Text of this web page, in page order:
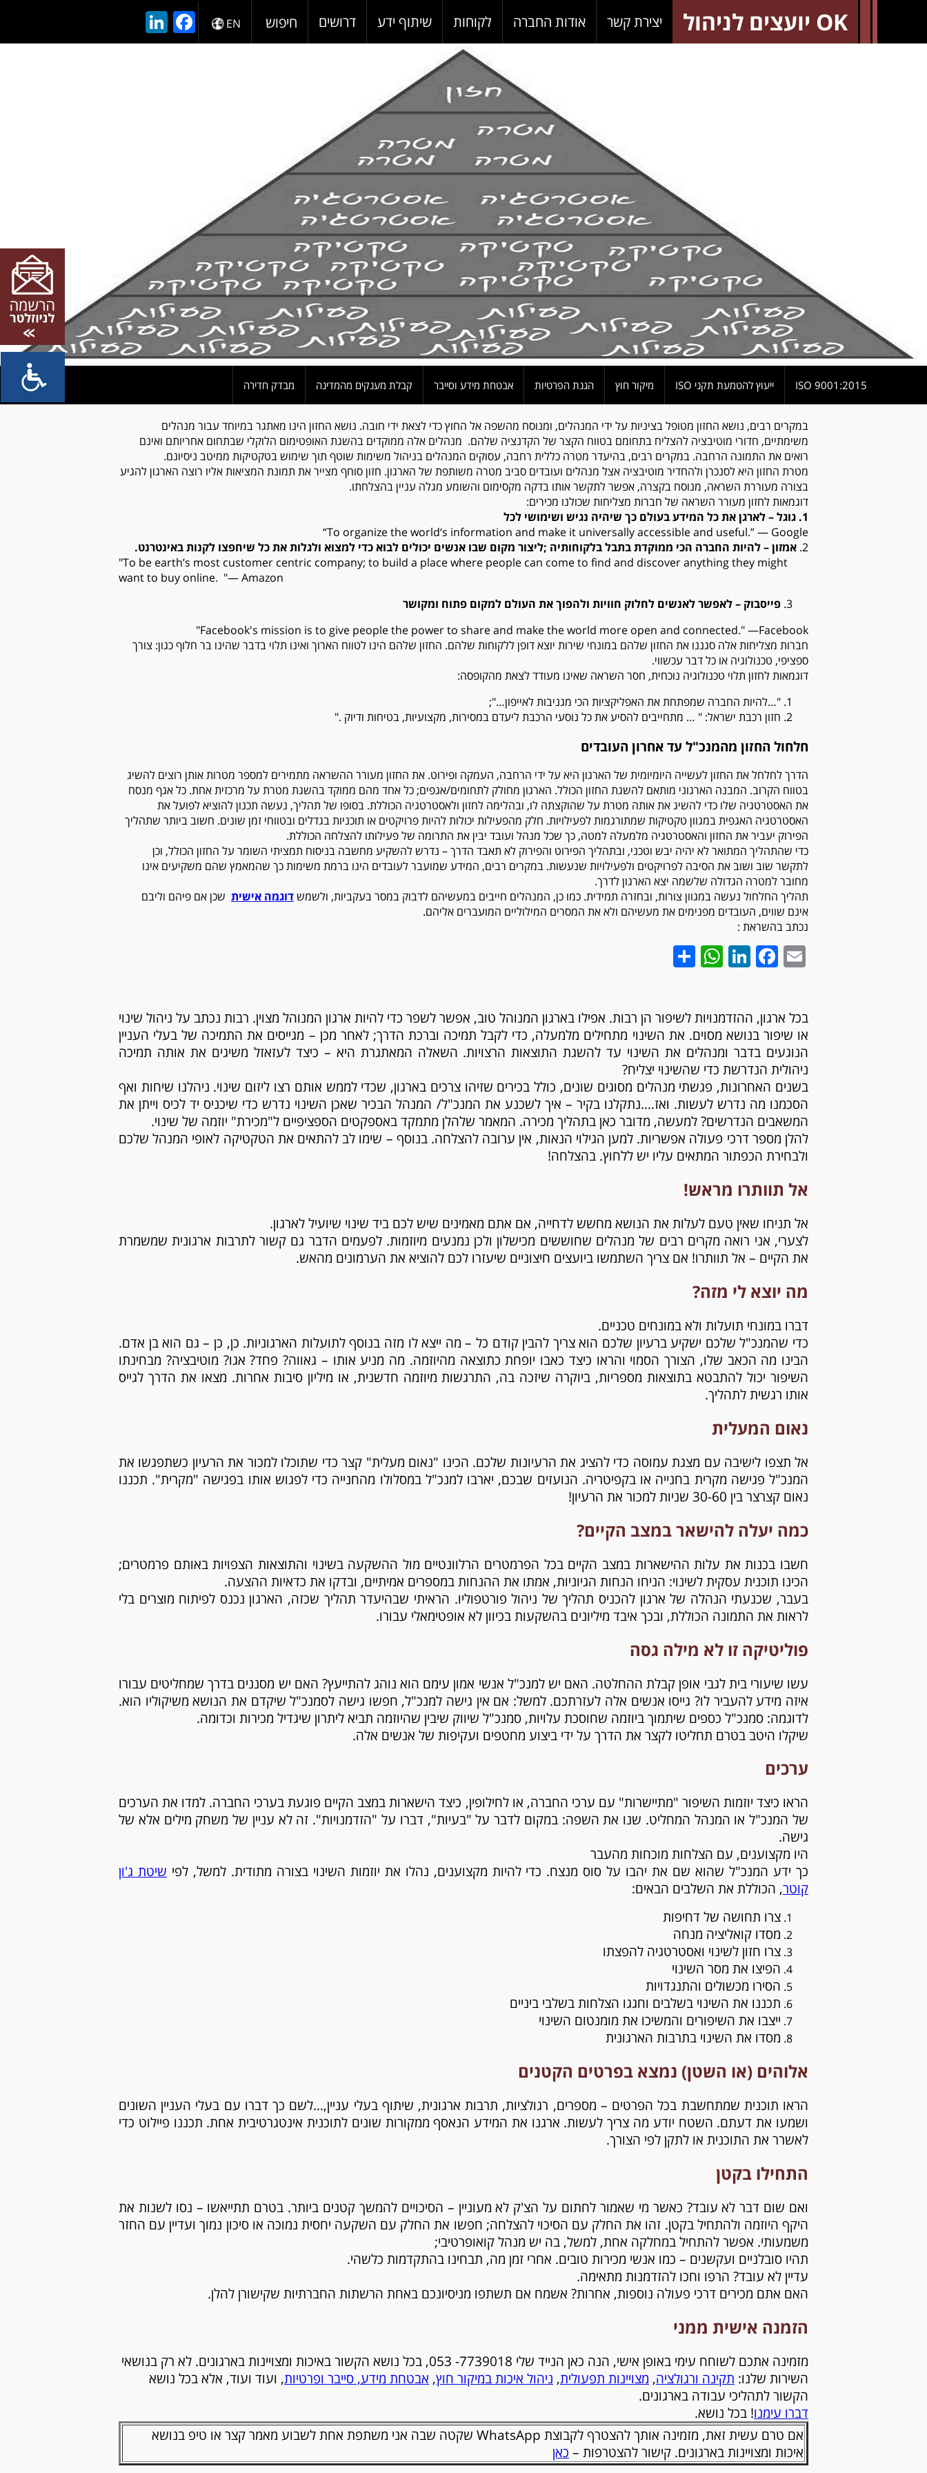
OK יועצים לניהול יצירת קשר אודות החברה לקוחות שיתוף ידע דרושים חיפוש EN
Facebook
9001:2015 ISO ייעוץ להטמעת תקני ISO מיקור חוץ הגנת הפרטיות אבטחת מידע וסייבר קבלת מענקים מהמדינה מבדק חדירה
במקרים רבים, נושא החזון מטופל בציניות על ידי המנהלים, ומנוסח מהשפה אל החוץ כדי לצאת ידי חובה. נושא החזון הינו מאתגר במיוחד עבור מנהלים
משימתיים, חדורי מוטיבציה להצליח בתחומם בטווח הקצר של הקדנציה שלהם. מנהלים אלה ממוקדים בהשגת האופטימום הלוקלי שבתחום אחריותם ואינם
רואים את התמונה הרחבה. במקרים רבים, בהיעדר מטרה כללית רחבה, עסוקים המנהלים בניהול משימות שוטף תוך שימוש בטקטיקות ממיטב ניסיונם.
מטרת החזון היא לסנכרן ולהחדיר מוטיבציה אצל מנהלים ועובדים סביב מטרה משותפת של הארגון. חזון סוחף מצייר את תמונת המציאות אליו רוצה הארגון להגיע
בצורה מעוררת השראה, מנוסח בקצרה, אפשר לתקשר אותו בדקה מקסימום והשומע מגלה עניין בהצלחתו.
דוגמאות לחזון מעורר השראה של חברות מצליחות שכולנו מכירים:
1. גוגל – לארגן את כל המידע בעולם כך שיהיה נגיש ושימושי לכל
“To organize the world‘s information and make it universally accessible and useful.” — Google
2. אמזון – להיות החברה הכי ממוקדת בתבל בלקוחותיה ;ליצור מקום שבו אנשים יכולים לבוא כדי למצוא ולגלות את כל שיחפצו לקנות באינטרנט.
"To be earth’s most customer centric company; to build a place where people can come to find and discover anything they might
want to buy online. "— Amazon
פייסבוק – לאפשר לאנשים לחלוק חוויות ולהפוך את העולם למקום פתוח ומקושר
"Facebook's mission is to give people the power to share and make the world more open and connected." —Facebook
חברות מצליחות אלה סגננו את החזון שלהם במונחי שירות יוצא דופן ללקוחות שלהם. החזון שלהם הינו לטווח הארוך ואינו תלוי בדבר שהינו בר חלוף כגון: צורך
ספציפי, טכנולוגיה או כל דבר עכשווי.
דוגמאות לחזון תלוי טכנולוגיה נוכחית, חסר השראה שאינו מעודד לצאת מהקופסה:
"…להיות החברה שמפתחת את האפליקציות הכי מגניבות לאייפון…";
חזון רכבת ישראל: " … מתחייבים להסיע את כל נוסעי הרכבת ליעדם במסירות, מקצועיות, בטיחות ודיוק .
"
חלחול החזון מהמנכ"ל עד אחרון העובדים
הדרך לחלחל את החזון לעשייה היומיומית של הארגון היא על ידי הרחבה, העמקה ופירוט. את החזון מעורר ההשראה מתמירים למספר מטרות אותן רוצים להשיג
בטווח הקרוב. המבנה הארגוני מותאם להשגת החזון הכולל. הארגון מחולק לתחומים/אגפים; כל אחד מהם ממוקד בהשגת מטרת על מרכזית אחת. כל אגף מנסח
את האסטרטגיה שלו כדי להשיג את אותה מטרת על שהוקצתה לו, ובהלימה לחזון ולאסטרטגיה הכוללת. בסופו של תהליך, נעשה תכנון להוציא לפועל את
האסטרטגיה האגפית במגוון טקטיקות שמתורגמות לפעילויות. חלק מהפעילות יכולות להיות פרויקטים או תוכניות בגדלים ובטווחי זמן שונים. חשוב ביותר שתהליך
הפירוק יעביר את החזון והאסטרטגיה מלמעלה למטה, כך שכל מנהל ועובד יבין את התרומה של פעילותו להצלחה הכוללת.
כדי שהתהליך המתואר לא יהיה יבש וטכני, ובתהליך הפירוט והפירוק לא תאבד הדרך – נדרש להשקיע מחשבה בניסוח תמציתי השומר על החזון הכולל, וכן
לתקשר שוב ושוב את הסיבה לפרויקטים ולפעילויות שנעשות. במקרים רבים, המידע שמועבר לעובדים הינו ברמת משימות כך שהמאמץ שהם משקיעים אינו
מחובר למטרה הגדולה שלשמה יצא הארגון לדרך.
תהליך החלחול נעשה במגוון צורות, ובחזרה תמידית. כמו כן, המנהלים חייבים במעשיהם לדבוק במסר בעקביות, ולשמשדוגמה אישית שכן אם פיהם וליבם
אינם שווים, העובדים מפנימים את מעשיהם ולא את המסרים המילוליים המועברים אליהם.
נכתב בהשראת :
Email
Facebook
LinkedIn
WhatsApp
בכל ארגון, ההזדמנויות לשיפור הן רבות. אפילו בארגון המנוהל טוב, אפשר לשפר כדי להיות ארגון המנוהל מצוין. רבות נכתב על ניהול שינוי
או שיפור בנושא מסוים. את השינוי מתחילים מלמעלה, כדי לקבל תמיכה וברכת הדרך; לאחר מכן – מגייסים את התמיכה של בעלי העניין
הנוגעים בדבר ומנהלים את השינוי עד להשגת התוצאות הרצויות. השאלה המאתגרת היא – כיצד לעזאזל משיגים את אותה תמיכה
ניהולית הנדרשת כדי שהשינוי יצליח?
בשנים האחרונות, פגשתי מנהלים מסוגים שונים, כולל בכירים שזיהו צרכים בארגון, שכדי לממש אותם רצו ליזום שינוי. ניהלנו שיחות ואף
הסכמנו מה נדרש לעשות. ואז….נתקלנו בקיר – איך לשכנע את המנכ"ל/ המנהל הבכיר שאכן השינוי נדרש כדי שיכניס יד לכיס וייתן את
המשאבים הנדרשים? למעשה, מדובר כאן בתהליך מכירה. המאמר שלהלן מתמקד באספקטים הספציפיים ל"מכירת" יוזמה של שינוי.
להלן מספר דרכי פעולה אפשריות. למען הגילוי הנאות, אין ערובה להצלחה. בנוסף – שימו לב להתאים את הטקטיקה לאופי המנהל שלכם
ולבחירת הכפתור המתאים עליו יש ללחוץ. בהצלחה!
אל תוותרו מראש!
אל תניחו שאין טעם לעלות את הנושא מחשש לדחייה, אם אתם מאמינים שיש לכם ביד שינוי שיועיל לארגון.
לצערי, אני רואה מקרים רבים של מנהלים שחוששים מכישלון ולכן נמנעים מיוזמות. לפעמים הדבר גם קשור לתרבות ארגונית שמשמרת
את הקיים – אל תוותרו! אם צריך השתמשו ביועצים חיצוניים שיעזרו לכם להוציא את הערמונים מהאש.
מה יוצא לי מזה?
דברו במונחי תועלות ולא במונחים טכניים.
כדי שהמנכ"ל שלכם ישקיע ברעיון שלכם הוא צריך להבין קודם כל – מה ייצא לו מזה בנוסף לתועלות הארגוניות. כן, כן – גם הוא בן אדם.
הבינו מה הכאב שלו, הצורך הסמוי והראו כיצד כאבו יופחת כתוצאה מהיוזמה. מה מניע אותו – גאווה? פחד? אגו? מוטיבציה? מבחינתו
השיפור יכול להתבטא בתוצאות מספריות, ביוקרה שיזכה בה, התרגשות מיוזמה חדשנית, או מיליון סיבות אחרות. מצאו את הדרך לגייס
אותו רגשית לתהליך.
נאום המעלית
אל תצפו לישיבה עם מצגת עמוסה כדי להציג את הרעיונות שלכם. הכינו "נאום מעלית" קצר כדי שתוכלו למכור את הרעיון כשתפגשו את
המנכ"ל פגישה מקרית בחנייה או בקפיטריה. הנועזים שבכם, יארבו למנכ"ל במסלולו מהחנייה כדי לפגוש אותו בפגישה "מקרית". תכננו
נאום קצרצר בין 30-60 שניות למכור את הרעיון!
כמה יעלה להישאר במצב הקיים?
חשבו בכנות את עלות ההישארות במצב הקיים בכל הפרמטרים הרלוונטיים מול ההשקעה בשינוי והתוצאות הצפויות באותם פרמטרים;
הכינו תוכנית עסקית לשינוי: הניחו הנחות הגיוניות, אמתו את ההנחות במספרים אמיתיים, ובדקו את כדאיות ההצעה.
בעבר, שכנעתי הנהלה של ארגון להכניס תהליך של ניהול פורטפוליו. הראיתי שבהיעדר תהליך שכזה, הארגון נכנס לפיתוח מוצרים בלי
לראות את התמונה הכוללת, ובכך איבד מיליונים בהשקעות בכיוון לא אופטימאלי עבורו.
פוליטיקה זו לא מילה גסה
עשו שיעורי בית לגבי אופן קבלת ההחלטה. האם יש למנכ"ל אנשי אמון עימם הוא נוהג להתייעץ? האם יש מסננים בדרך שמחליטים עבורו
איזה מידע להעביר לו? גייסו אנשים אלה לעזרתכם. למשל: אם אין גישה למנכ"ל, חפשו גישה לסמנכ"ל שיקדם את הנושא משיקוליו הוא.
לדוגמה: סמנכ"ל כספים שיתמוך ביוזמה שחוסכת עלויות, סמנכ"ל שיווק שיבין שהיוזמה תביא ליתרון שיגדיל מכירות וכדומה.
שיקלו היטב בטרם תחליטו לקצר את הדרך על ידי ביצוע מחטפים ועקיפות של אנשים אלה.
ערכים
הראו כיצד יוזמות השיפור "מתיישרות" עם ערכי החברה, או לחילופין, כיצד הישארות במצב הקיים פוגעת בערכי החברה. למדו את הערכים
של המנכ"ל או המנהל המחליט. שנו את השפה: במקום לדבר על "בעיות", דברו על "הזדמנויות". זה לא עניין של משחק מילים אלא של
גישה.
היו מקצוענים, עם הצלחות מוכחות מהעבר
כך ידע המנכ"ל שהוא שם את יהבו על סוס מנצח. כדי להיות מקצוענים, נהלו את יוזמות השינוי בצורה מתודית. למשל, לפי שיטת ג'ון
קוטר, הכוללת את השלבים הבאים:
צרו תחושה של דחיפות
מסדו קואליציה מנחה
צרו חזון לשינוי ואסטרטגיה להפצתו
הפיצו את מסר השינוי
הסירו מכשולים והתנגדויות
תכננו את השינוי בשלבים וחגגו הצלחות בשלבי ביניים
ייצבו את השיפורים והמשיכו את מומנטום השינוי
מסדו את השינוי בתרבות הארגונית
אלוהים (או השטן) נמצא בפרטים הקטנים
הראו תוכנית שמתחשבת בכל הפרטים – מספרים, רגולציות, תרבות ארגונית, שיתוף בעלי עניין,…לשם כך דברו עם בעלי העניין השונים
ושמעו את דעתם. השטח יודע מה צריך לעשות. ארגנו את המידע הנאסף ממקורות שונים לתוכנית אינטגרטיבית אחת. תכננו פיילוט כדי
לאשרר את התוכנית או לתקן לפי הצורך.
התחילו בקטן
ואם שום דבר לא עובד? כאשר מי שאמור לחתום על הצ'ק לא מעוניין – הסיכויים להמשך קטנים ביותר. בטרם תתייאשו – נסו לשנות את
היקף היוזמה ולהתחיל בקטן. זהו את החלק עם הסיכוי להצלחה; חפשו את החלק עם השקעה יחסית נמוכה או סיכון נמוך ועדיין עם החזר
משמעותי. אפשר להתחיל במחלקה אחת, למשל, בה יש מנהל קואופרטיבי;
תהיו סובלניים ועקשנים – כמו אנשי מכירות טובים. אחרי זמן מה, תבחינו בהתקדמות כלשהי.
עדיין לא עובד? הרפו וחכו להזדמנות מתאימה.
האם אתם מכירים דרכי פעולה נוספות, אחרות? אשמח אם תשתפו מניסיונכם באחת הרשתות החברתיות שקישורן להלן.
הזמנה אישית ממני
מזמינה אתכם לשוחח עימי באופן אישי, הנה כאן הנייד שלי 7739018- 053, בכל נושא הקשור באיכות ומצויינות בארגונים. לא רק בנושאי
השירות שלנו: תקינה ורגולציה, מצויינות תפעולית, ניהול איכות במיקור חוץ, אבטחת מידע, סייבר ופרטיות, ועוד ועוד, אלא בכל נושא
הקשור לתהליכי עבודה בארגונים.
דברו עימנו! בכל נושא.
אם טרם עשית זאת, מזמינה אותך להצטרף לקבוצת WhatsApp שקטה שבה אני משתפת אחת לשבוע מאמר קצר או טיפ בנושא
איכות ומצויינות בארגונים. קישור להצטרפות – כאן